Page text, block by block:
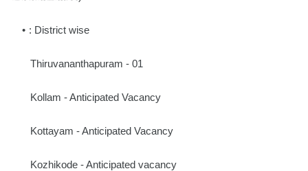
: District wise
Thiruvananthapuram - 01
Kollam - Anticipated Vacancy
Kottayam - Anticipated Vacancy
Kozhikode - Anticipated vacancy